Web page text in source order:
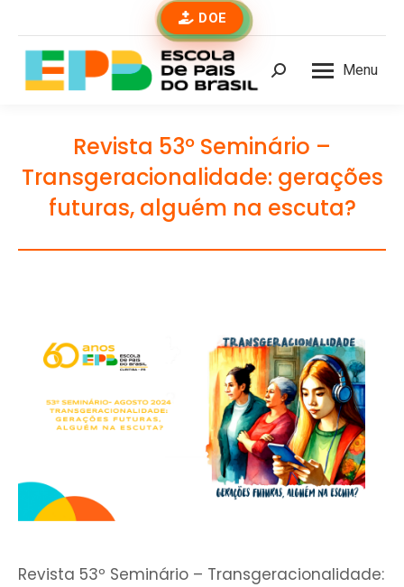
DOE
Menu
Buscar
Revista 53º Seminário –
Transgeracionalidade: gerações
futuras, alguém na escuta?
Revista 53º Seminário – Transgeracionalidade: